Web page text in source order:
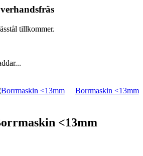
tillkommer.
Borrmaskin <13mm
<13mm